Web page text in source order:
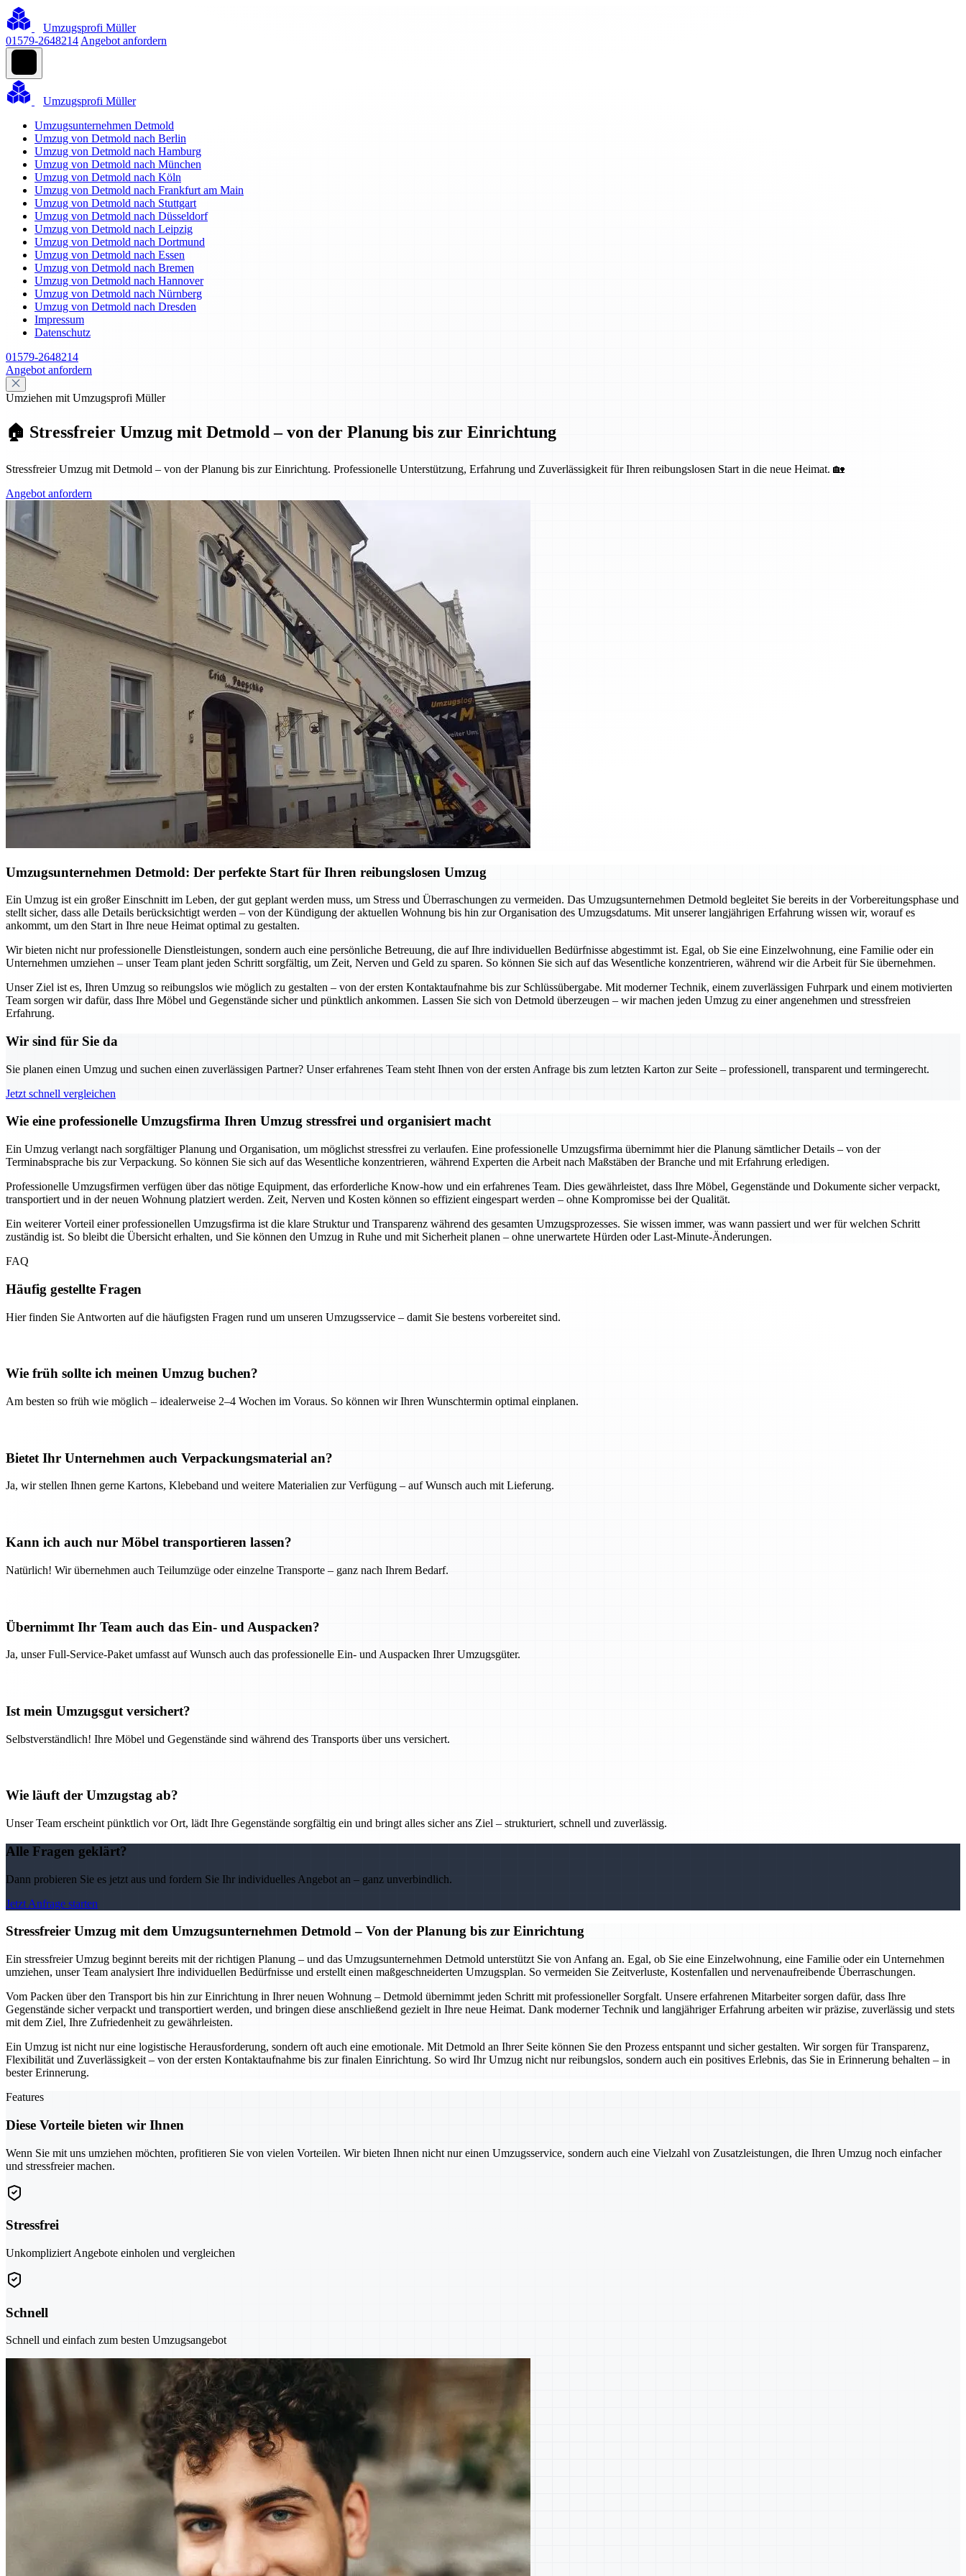
Umzugsprofi Müller
01579-2648214 Angebot anfordern
Umzugsprofi Müller
Umzugsunternehmen Detmold
Umzug von Detmold nach Berlin
Umzug von Detmold nach Hamburg
Umzug von Detmold nach München
Umzug von Detmold nach Köln
Umzug von Detmold nach Frankfurt am Main
Umzug von Detmold nach Stuttgart
Umzug von Detmold nach Düsseldorf
Umzug von Detmold nach Leipzig
Umzug von Detmold nach Dortmund
Umzug von Detmold nach Essen
Umzug von Detmold nach Bremen
Umzug von Detmold nach Hannover
Umzug von Detmold nach Nürnberg
Umzug von Detmold nach Dresden
Impressum
Datenschutz
01579-2648214
Angebot anfordern
Umziehen mit Umzugsprofi Müller
🏠 Stressfreier Umzug mit Detmold – von der Planung bis zur Einrichtung
Stressfreier Umzug mit Detmold – von der Planung bis zur Einrichtung. Professionelle Unterstützung, Erfahrung und Zuverlässigkeit für Ihren reibungslosen Start in die neue Heimat. 🏡
Angebot anfordern
Umzugsunternehmen Detmold: Der perfekte Start für Ihren reibungslosen Umzug
Ein Umzug ist ein großer Einschnitt im Leben, der gut geplant werden muss, um Stress und Überraschungen zu vermeiden. Das Umzugsunternehmen Detmold begleitet Sie bereits in der Vorbereitungsphase und
stellt sicher, dass alle Details berücksichtigt werden – von der Kündigung der aktuellen Wohnung bis hin zur Organisation des Umzugsdatums. Mit unserer langjährigen Erfahrung wissen wir, worauf es
ankommt, um den Start in Ihre neue Heimat optimal zu gestalten.
Wir bieten nicht nur professionelle Dienstleistungen, sondern auch eine persönliche Betreuung, die auf Ihre individuellen Bedürfnisse abgestimmt ist. Egal, ob Sie eine Einzelwohnung, eine Familie oder ein
Unternehmen umziehen – unser Team plant jeden Schritt sorgfältig, um Zeit, Nerven und Geld zu sparen. So können Sie sich auf das Wesentliche konzentrieren, während wir die Arbeit für Sie übernehmen.
Unser Ziel ist es, Ihren Umzug so reibungslos wie möglich zu gestalten – von der ersten Kontaktaufnahme bis zur Schlüssübergabe. Mit moderner Technik, einem zuverlässigen Fuhrpark und einem motivierten
Team sorgen wir dafür, dass Ihre Möbel und Gegenstände sicher und pünktlich ankommen. Lassen Sie sich von Detmold überzeugen – wir machen jeden Umzug zu einer angenehmen und stressfreien
Erfahrung.
Wir sind für Sie da
Sie planen einen Umzug und suchen einen zuverlässigen Partner? Unser erfahrenes Team steht Ihnen von der ersten Anfrage bis zum letzten Karton zur Seite – professionell, transparent und termingerecht.
Jetzt schnell vergleichen
Wie eine professionelle Umzugsfirma Ihren Umzug stressfrei und organisiert macht
Ein Umzug verlangt nach sorgfältiger Planung und Organisation, um möglichst stressfrei zu verlaufen. Eine professionelle Umzugsfirma übernimmt hier die Planung sämtlicher Details – von der
Terminabsprache bis zur Verpackung. So können Sie sich auf das Wesentliche konzentrieren, während Experten die Arbeit nach Maßstäben der Branche und mit Erfahrung erledigen.
Professionelle Umzugsfirmen verfügen über das nötige Equipment, das erforderliche Know-how und ein erfahrenes Team. Dies gewährleistet, dass Ihre Möbel, Gegenstände und Dokumente sicher verpackt,
transportiert und in der neuen Wohnung platziert werden. Zeit, Nerven und Kosten können so effizient eingespart werden – ohne Kompromisse bei der Qualität.
Ein weiterer Vorteil einer professionellen Umzugsfirma ist die klare Struktur und Transparenz während des gesamten Umzugsprozesses. Sie wissen immer, was wann passiert und wer für welchen Schritt
zuständig ist. So bleibt die Übersicht erhalten, und Sie können den Umzug in Ruhe und mit Sicherheit planen – ohne unerwartete Hürden oder Last-Minute-Änderungen.
FAQ
Häufig gestellte Fragen
Hier finden Sie Antworten auf die häufigsten Fragen rund um unseren Umzugsservice – damit Sie bestens vorbereitet sind.
Wie früh sollte ich meinen Umzug buchen?
Am besten so früh wie möglich – idealerweise 2–4 Wochen im Voraus. So können wir Ihren Wunschtermin optimal einplanen.
Bietet Ihr Unternehmen auch Verpackungsmaterial an?
Ja, wir stellen Ihnen gerne Kartons, Klebeband und weitere Materialien zur Verfügung – auf Wunsch auch mit Lieferung.
Kann ich auch nur Möbel transportieren lassen?
Natürlich! Wir übernehmen auch Teilumzüge oder einzelne Transporte – ganz nach Ihrem Bedarf.
Übernimmt Ihr Team auch das Ein- und Auspacken?
Ja, unser Full-Service-Paket umfasst auf Wunsch auch das professionelle Ein- und Auspacken Ihrer Umzugsgüter.
Ist mein Umzugsgut versichert?
Selbstverständlich! Ihre Möbel und Gegenstände sind während des Transports über uns versichert.
Wie läuft der Umzugstag ab?
Unser Team erscheint pünktlich vor Ort, lädt Ihre Gegenstände sorgfältig ein und bringt alles sicher ans Ziel – strukturiert, schnell und zuverlässig.
Alle Fragen geklärt?
Dann probieren Sie es jetzt aus und fordern Sie Ihr individuelles Angebot an – ganz unverbindlich.
Jetzt Anfrage starten
Stressfreier Umzug mit dem Umzugsunternehmen Detmold – Von der Planung bis zur Einrichtung
Ein stressfreier Umzug beginnt bereits mit der richtigen Planung – und das Umzugsunternehmen Detmold unterstützt Sie von Anfang an. Egal, ob Sie eine Einzelwohnung, eine Familie oder ein Unternehmen
umziehen, unser Team analysiert Ihre individuellen Bedürfnisse und erstellt einen maßgeschneiderten Umzugsplan. So vermeiden Sie Zeitverluste, Kostenfallen und nervenaufreibende Überraschungen.
Vom Packen über den Transport bis hin zur Einrichtung in Ihrer neuen Wohnung – Detmold übernimmt jeden Schritt mit professioneller Sorgfalt. Unsere erfahrenen Mitarbeiter sorgen dafür, dass Ihre
Gegenstände sicher verpackt und transportiert werden, und bringen diese anschließend gezielt in Ihre neue Heimat. Dank moderner Technik und langjähriger Erfahrung arbeiten wir präzise, zuverlässig und stets
mit dem Ziel, Ihre Zufriedenheit zu gewährleisten.
Ein Umzug ist nicht nur eine logistische Herausforderung, sondern oft auch eine emotionale. Mit Detmold an Ihrer Seite können Sie den Prozess entspannt und sicher gestalten. Wir sorgen für Transparenz,
Flexibilität und Zuverlässigkeit – von der ersten Kontaktaufnahme bis zur finalen Einrichtung. So wird Ihr Umzug nicht nur reibungslos, sondern auch ein positives Erlebnis, das Sie in Erinnerung behalten – in
bester Erinnerung.
Features
Diese Vorteile bieten wir Ihnen
Wenn Sie mit uns umziehen möchten, profitieren Sie von vielen Vorteilen. Wir bieten Ihnen nicht nur einen Umzugsservice, sondern auch eine Vielzahl von Zusatzleistungen, die Ihren Umzug noch einfacher
und stressfreier machen.
Stressfrei
Unkompliziert Angebote einholen und vergleichen
Schnell
Schnell und einfach zum besten Umzugsangebot